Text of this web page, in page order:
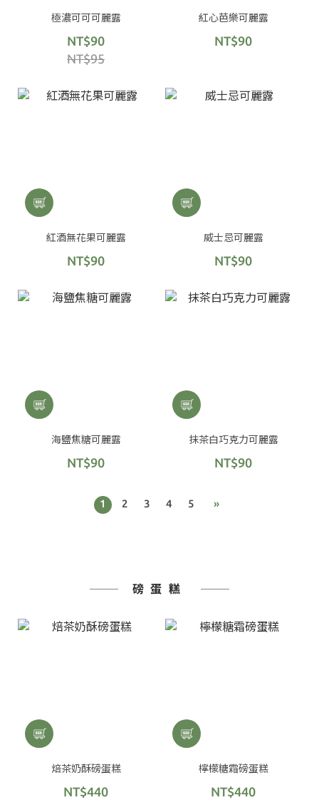
極濃可可可麗露
NT$90
NT$95
紅心芭樂可麗露
NT$90
紅酒無花果可麗露
NT$90
威士忌可麗露
NT$90
海鹽焦糖可麗露
NT$90
抹茶白巧克力可麗露
NT$90
1 2 3 4 5 »
磅蛋糕
焙茶奶酥磅蛋糕
NT$440
檸檬糖霜磅蛋糕
NT$440